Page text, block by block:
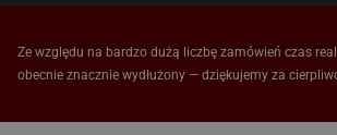
Ze względu na bardzo dużą liczbę zamówień czas
obecnie znacznie wydłużony — dziękujemy za